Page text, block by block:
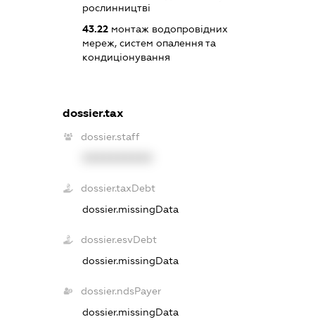
рослинництві
43.22монтаж водопровідних
мереж, систем опалення та
кондиціонування
dossier.tax
dossier.staff
dossier.taxDebt
dossier.missingData
dossier.esvDebt
dossier.missingData
dossier.ndsPayer
dossier.missingData